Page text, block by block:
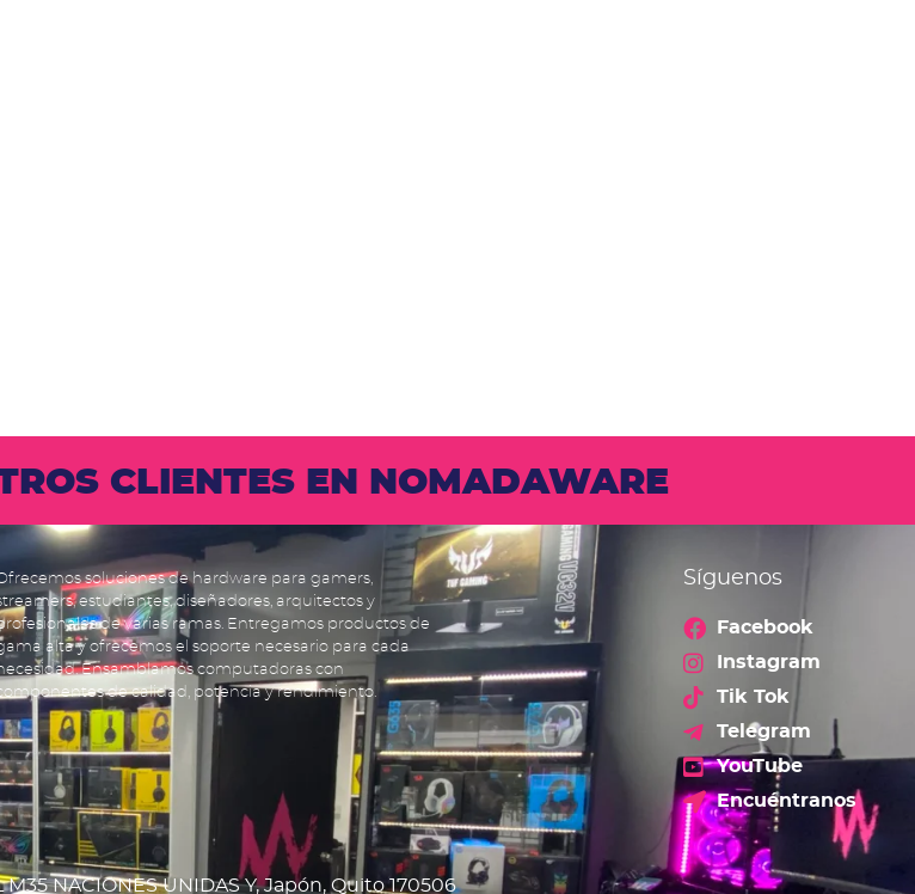
CLIENTES EN NOMADAWARE
soluciones de hardware para gamers,
estudiantes, diseñadores, arquitectos y
de varias ramas. Entregamos productos de
alta y ofrecemos el soporte necesario para cada
Ensamblamos computadoras con
de calidad, potencia y rendimiento.
Síguenos
Facebook
Instagram
Tik Tok
Telegram
YouTube
Encuéntranos
M35 NACIONES UNIDAS Y, Japón, Quito 170506